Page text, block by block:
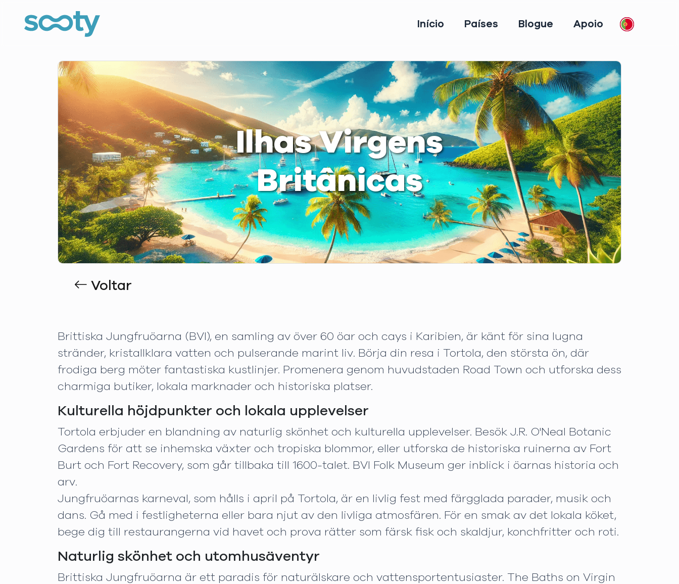
Início Países Blogue Apoio
Ilhas Virgens
Britânicas
Voltar
Brittiska Jungfruöarna (BVI), en samling av över 60 öar och cays i Karibien, är känt för sina lugna
stränder, kristallklara vatten och pulserande marint liv. Börja din resa i Tortola, den största ön, där
frodiga berg möter fantastiska kustlinjer. Promenera genom huvudstaden Road Town och utforska dess
charmiga butiker, lokala marknader och historiska platser.
Kulturella höjdpunkter och lokala upplevelser
Tortola erbjuder en blandning av naturlig skönhet och kulturella upplevelser. Besök J.R. O'Neal Botanic
Gardens för att se inhemska växter och tropiska blommor, eller utforska de historiska ruinerna av Fort
Burt och Fort Recovery, som går tillbaka till 1600-talet. BVI Folk Museum ger inblick i öarnas historia och
arv.
Jungfruöarnas karneval, som hålls i april på Tortola, är en livlig fest med färgglada parader, musik och
dans. Gå med i festligheterna eller bara njut av den livliga atmosfären. För en smak av det lokala köket,
bege dig till restaurangerna vid havet och prova rätter som färsk fisk och skaldjur, konchfritter och roti.
Naturlig skönhet och utomhusäventyr
Brittiska Jungfruöarna är ett paradis för naturälskare och vattensportentusiaster. The Baths on Virgin